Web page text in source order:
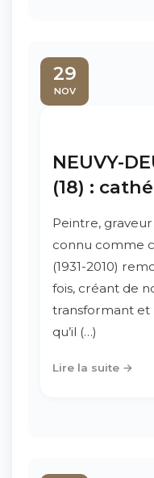
29
NOV
NEUVY-
(18) :
Peintre,
connu comme
(1931-2010)
fois, créant de
transformant et
qu’il (…)
Lire la suite →